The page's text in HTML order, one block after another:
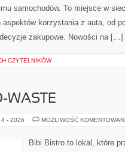
samochodów. To miejsce w
korzystania z auta, od
zakupowe. Nowości na […]
CZYTELNIKÓW
WASTE
4 - 2026 MOŻLIWOŚĆ
Bibi Bistro to lokal, które